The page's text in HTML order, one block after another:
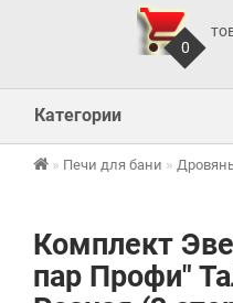
0
Категории
Печи для бани
Комплект
пар Профи"